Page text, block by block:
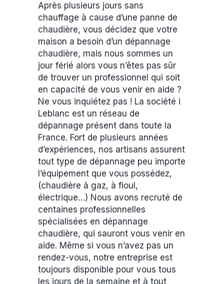
Après plusieurs jours sans
chauffage à cause d’une panne de
chaudière, vous décidez que votre
maison a besoin d’un dépannage
chaudière, mais nous sommes un
jour férié alors vous n’êtes pas sûr
de trouver un professionnel qui soit
en capacité de vous venir en aide ?
Ne vous inquiétez pas ! La société i
Leblanc est un réseau de
dépannage présent dans toute la
France. Fort de plusieurs années
d’expériences, nos artisans assurent
tout type de dépannage peu importe
l’équipement que vous possédez,
(chaudière à gaz, à fioul,
électrique…) Nous avons recruté de
centaines professionnelles
spécialisées en dépannage
chaudière, qui sauront vous venir en
aide. Même si vous n’avez pas un
rendez-vous, notre entreprise est
toujours disponible pour vous tous
les jours de la semaine et à tout